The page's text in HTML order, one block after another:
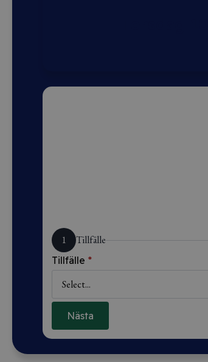
1 Tillfälle
Tillfälle *
Nästa